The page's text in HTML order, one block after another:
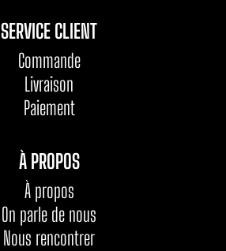
SERVICE CLIENT
Commande
Livraison
Paiement
À PROPOS
À propos
On parle de nous
Nous rencontrer